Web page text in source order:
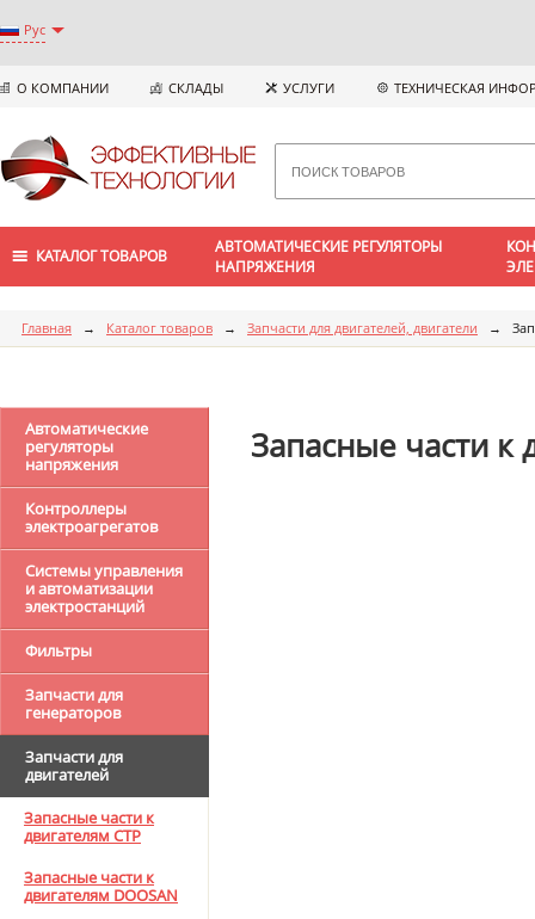
Рус
О КОМПАНИИ СКЛАДЫ УСЛУГИ ТЕХНИЧЕСКАЯ
КАТАЛОГ ТОВАРОВ
АВТОМАТИЧЕСКИЕ РЕГУЛЯТОРЫ
НАПРЯЖЕНИЯ
Главная → Каталог товаров → Запчасти для двигателей, двигатели →
Автоматические
регуляторы
напряжения
Контроллеры
электроагрегатов
Системы управления
и автоматизации
электростанций
Фильтры
Запчасти для
генераторов
Запчасти для
двигателей
Запасные части к
двигателям CTP
Запасные части к
двигателям DOOSAN
Запасные части к